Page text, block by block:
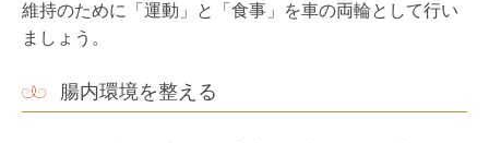
維持のために「運動」と「食事」を車の両輪として行い
ましょう。
腸内環境を整える